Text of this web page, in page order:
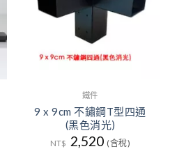
鐵件
9 x 9cm 不鏽鋼T型四通
(黑色消光)
NT$ 2,520 (含稅)